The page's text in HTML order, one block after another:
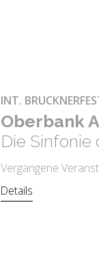
INT.
Ober­bank
Die
Vergangene
Details